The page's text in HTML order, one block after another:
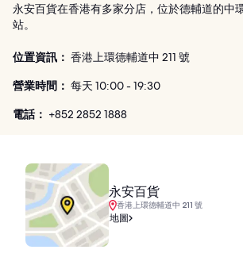
永安百貨在香港有多家分店，位於德輔道的中
站。
位置資訊： 香港上環德輔道中 211 號
營業時間： 每天 10:00 - 19:30
電話： +852 2852 1888
永安百貨
香港上環德輔道中 211 號
地圖